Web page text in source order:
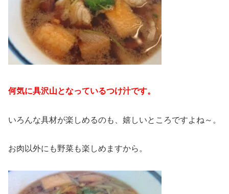
何気に具沢山となっているつけ汁です。
いろんな具材が楽しめるのも、嬉しいところですよね～。
お肉以外にも野菜も楽しめますから。